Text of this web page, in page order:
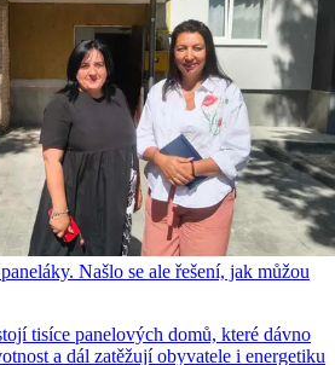
Našlo se ale řešení, jak můžou
tisíce panelových domů, které dávno
a dál zatěžují obyvatele i energetiku